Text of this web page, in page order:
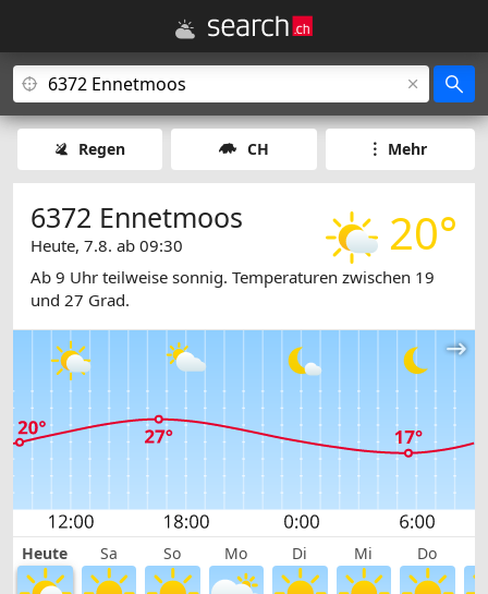
Regen CH Mehr
20°
6372 Ennetmoos
Heute, 7.8. ab 09:30
Ab 9 Uhr teilweise sonnig. Temperaturen zwischen 19
und 27 Grad.
Heute Sa So Mo Di Mi Do